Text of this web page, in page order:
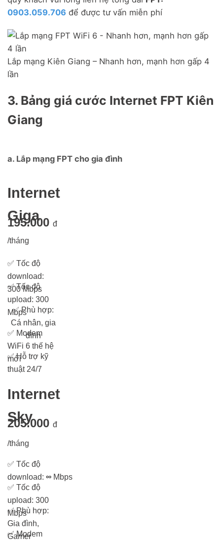
0903.059.706 để được tư vấn miễn phí
Lắp mạng Kiên Giang – Nhanh hơn, mạnh hơn gấp 4
lần
3. Bảng giá cước Internet FPT Kiên
Giang
a. Lắp mạng FPT cho gia đình
Internet
Giga
195.000 đ
/tháng
✅ Tốc độ
download:
300 Mbps
✅Tốc độ
upload: 300
Mbps
✅Phù hợp:
Cá nhân, gia
đình
✅ Modem
WiFi 6 thế hệ
mới
✅Hỗ trợ kỹ
thuật 24/7
Internet
Sky
205.000 đ
/tháng
✅ Tốc độ
download: ∞ Mbps
✅ Tốc độ
upload: 300
Mbps
✅Phù hợp:
Gia đình,
Gamer
✅Modem